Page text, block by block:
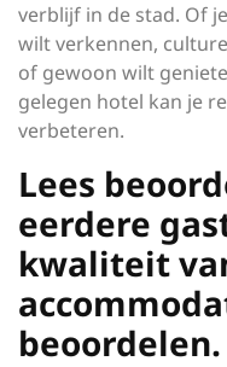
verblijf in de stad. Of
wilt verkennen,
of gewoon wilt
gelegen hotel kan je
verbeteren.
Lees
eerdere
kwaliteit
beoordelen.